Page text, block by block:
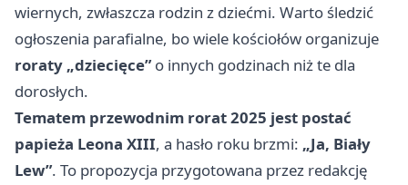
wiernych, zwłaszcza rodzin z dziećmi. Warto śledzić
ogłoszenia parafialne, bo wiele kościołów organizuje
roraty „dziecięce”o innych godzinach niż te dla
dorosłych.
Tematem przewodnim rorat 2025 jest postać
papieża Leona XIII, a hasło roku brzmi: „Ja, Biały
Lew”. To propozycja przygotowana przez redakcję